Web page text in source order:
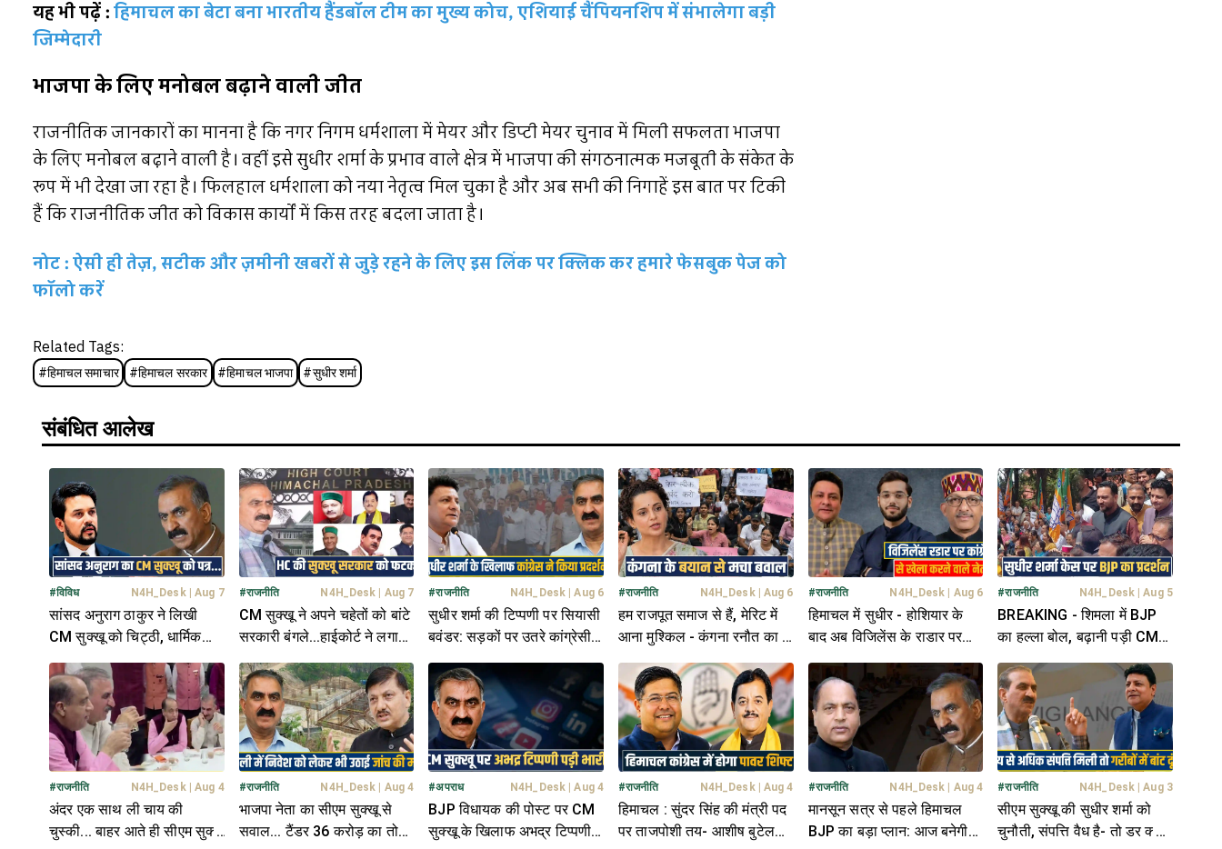
यह भी पढ़ें :हिमाचल का बेटा बना भारतीय हैंडबॉल टीम का मुख्य कोच, एशियाई चैंपियनशिप में संभालेगा बड़ी
जिम्मेदारी
भाजपा के लिए मनोबल बढ़ाने वाली जीत
राजनीतिक जानकारों का मानना है कि नगर निगम धर्मशाला में मेयर और डिप्टी मेयर चुनाव में मिली सफलता भाजपा
के लिए मनोबल बढ़ाने वाली है। वहीं इसे सुधीर शर्मा के प्रभाव वाले क्षेत्र में भाजपा की संगठनात्मक मजबूती के संकेत के
रूप में भी देखा जा रहा है। फिलहाल धर्मशाला को नया नेतृत्व मिल चुका है और अब सभी की निगाहें इस बात पर टिकी
हैं कि राजनीतिक जीत को विकास कार्यों में किस तरह बदला जाता है।
नोट : ऐसी ही तेज़, सटीक और ज़मीनी खबरों से जुड़े रहने के लिए इस लिंक पर क्लिक कर हमारे फेसबुक पेज को
फॉलो करें
Related Tags:
#हिमाचल समाचार #हिमाचल सरकार #हिमाचल भाजपा #सुधीर शर्मा
संबंधित आलेख
#विविध N4H_Desk| Aug 7
सांसद अनुराग ठाकुर ने लिखी
CM सुक्खू को चिट्ठी, धार्मिक
मामले पर जताई चिंता- जानें
#राजनीति N4H_Desk Aug 7
CM सुक्खू ने अपने चहेतों को बांटे
सरकारी बंगले...हाईकोर्ट ने लगाई
फटकार, मांगा जवाब
#राजनीति N4H_Desk Aug 6
सुधीर शर्मा की टिप्पणी पर सियासी
बवंडर: सड़कों पर उतरे कांग्रेसी;
बोले- मांफी मांगे विधायक- नहीं
तो...
#राजनीति N4H_Desk| Aug 6
हम राजपूत समाज से हैं, मेरिट में
आना मुश्किल - कंगना रनौत का ये
बयान कितना सही?
#राजनीति N4H_Desk Aug 6
हिमाचल में सुधीर - होशियार के
बाद अब विजिलेंस के राडार पर
एक और भाजपा नेता, गरमाई
सियासत
#राजनीति N4H_Desk Aug 5
BREAKING - शिमला में BJP
का हल्ला बोल, बढ़ानी पड़ी CM
आवास की सुरक्षा- पुलिस तैनात
#राजनीति N4H_Desk| Aug 4
अंदर एक साथ ली चाय की
चुस्की... बाहर आते ही सीएम सुक्खू
#राजनीति N4H_Desk Aug 4
भाजपा नेता का सीएम सुक्खू से
सवाल... टैंडर 36 करोड़ का तो
#अपराध N4H_Desk Aug 4
BJP विधायक की पोस्ट पर CM
सुक्खू के खिलाफ अभद्र टिप्पणी,
#राजनीति N4H_Desk| Aug 4
हिमाचल : सुंदर सिंह की मंत्री पद
पर ताजपोशी तय- आशीष बुटेल
#राजनीति N4H_Desk Aug 4
मानसून सत्र से पहले हिमाचल
BJP का बड़ा प्लान: आज बनेगी
#राजनीति N4H_Desk Aug 3
सीएम सुक्खू की सुधीर शर्मा को
चुनौती, संपत्ति वैध है- तो डर क्यों